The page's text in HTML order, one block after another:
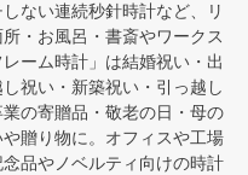
ない連続秒針時計など、リ
・お風呂・書斎やワークス
ーム時計」は結婚祝い・出
祝い・新築祝い・引っ越し
の寄贈品・敬老の日・母の
贈り物に。オフィスや工場
品やノベルティ向けの時計